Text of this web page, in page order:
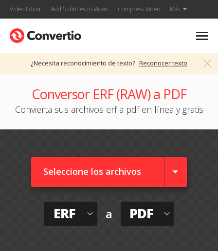
Video Editor Add Subtitles to Video Compress Video Más
¿Necesita reconocimiento de texto? Reconocer texto
Conversor ERF (RAW) a PDF
Convierta sus archivos erf a pdf en línea y gratis
Seleccione los archivos
ERF a PDF